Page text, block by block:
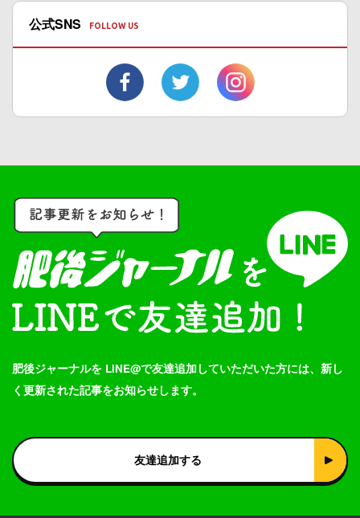
公式SNS
肥後ジャーナルを LINE@で友達追加していただいた方には、新し
く更新された記事をお知らせします。
友達追加する